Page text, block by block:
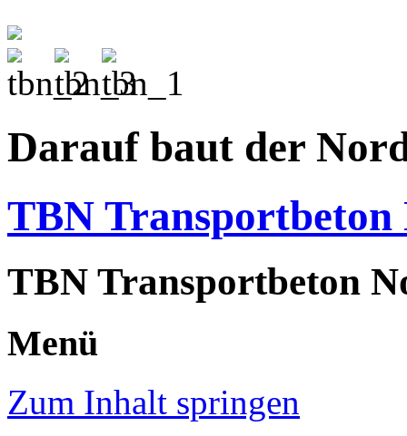
Darauf baut der
TBN
TBN Transportbeton
Menü
Zum Inhalt springen